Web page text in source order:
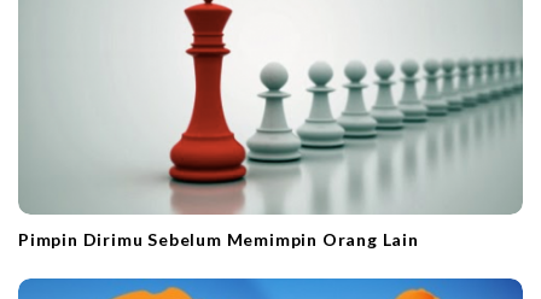
Pimpin Dirimu Sebelum Memimpin Orang Lain